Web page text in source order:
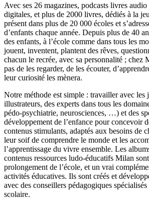
Avec ses 26 magazines, podcasts livres
digitales, et plus de 2000 livres, dédiés à la
présent dans plus de 20 000 écoles et
d’enfants chaque année. Depuis plus de 40
des enfants, à l’école comme dans tous les
jouent, inventent, plantent des rêves,
chacun le recrée, avec sa personnalité ; chez
pas de les regarder, de les écouter,
leur curiosité les mènera.
Notre méthode est simple : travailler avec les
illustrateurs, des experts dans tous les
pédo-psychiatrie, neurosciences, …) et des
développement de l’enfance pour concevoir
contenus stimulants, adaptés aux besoins de
leur soif de comprendre le monde et les
l’apprentissage du vivre ensemble. Les
contenus ressources ludo-éducatifs Milan
prolongement de l’école, et un vrai
activités éducatives. Ils sont créés et
avec des conseillers pédagogiques
scolaire.